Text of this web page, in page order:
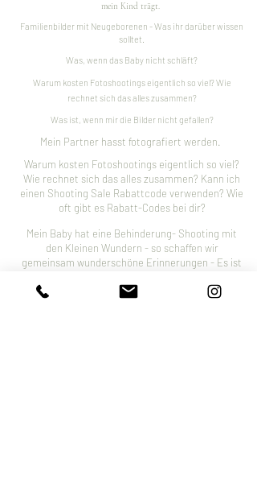
mein Kind trägt.
Familienbilder mit Neugeborenen - Was ihr darüber wissen
solltet.
Was, wenn das Baby nicht schläft?
Warum kosten Fotoshootings eigentlich so viel? Wie
rechnet sich das alles zusammen?
Was ist, wenn mir die Bilder nicht gefallen?
Mein Partner hasst fotografiert werden.
Warum kosten Fotoshootings eigentlich so viel?
Wie rechnet sich das alles zusammen? Kann ich
einen Shooting Sale Rabattcode verwenden? Wie
oft gibt es Rabatt-Codes bei dir?
Mein Baby hat eine Behinderung- Shooting mit
den Kleinen Wundern - so schaffen wir
gemeinsam wunderschöne Erinnerungen - Es ist
Vorbesprechung. Mit Feingefühl und